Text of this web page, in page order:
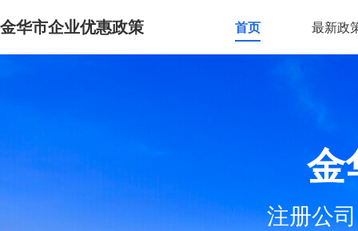
金华市企业优惠政策 首页 最新政
金
注册公